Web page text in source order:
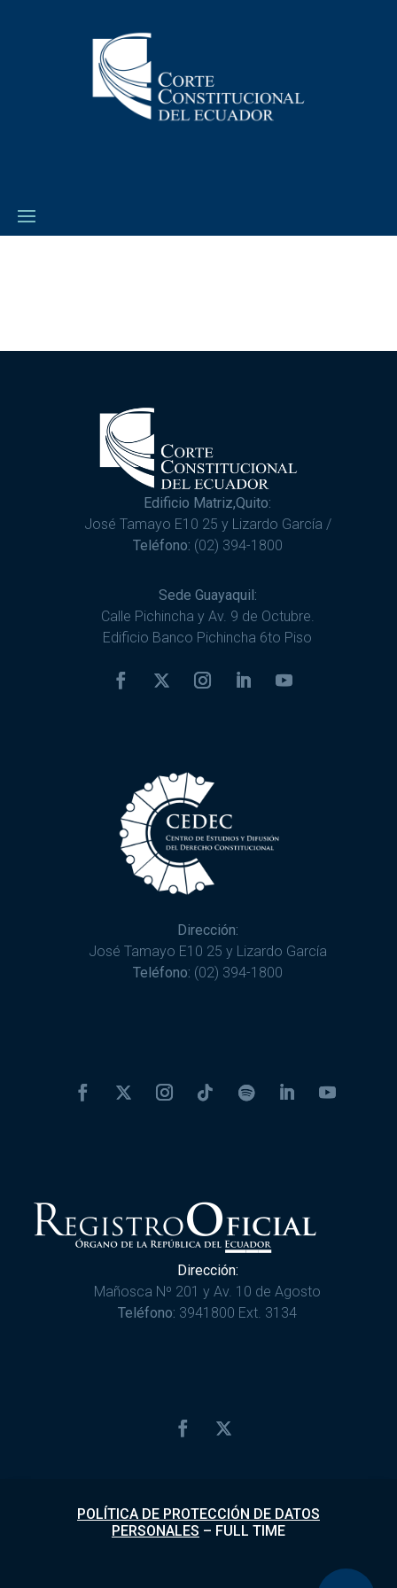
Edificio Matriz,Quito:
José Tamayo E10 25 y Lizardo García /
Teléfono: (02) 394-1800
Sede Guayaquil:
Calle Pichincha y Av. 9 de Octubre.
Edificio Banco Pichincha 6to Piso
Dirección:
José Tamayo E10 25 y Lizardo García
Teléfono: (02) 394-1800
Dirección:
Mañosca Nº 201 y Av. 10 de Agosto
Teléfono: 3941800 Ext. 3134
POLÍTICA DE PROTECCIÓN DE DATOS
PERSONALES – FULL TIME